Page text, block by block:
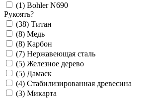
(1) Bohler N690
Рукоять?
(38) Титан
(8) Медь
(8) Карбон
(7) Нержавеющая сталь
(5) Железное дерево
(5) Дамаск
(4) Стабилизированная древесина
(3) Микарта